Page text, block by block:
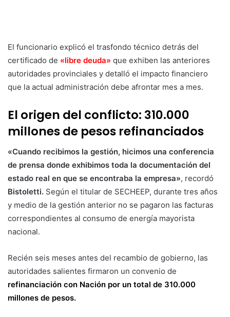
El funcionario explicó el trasfondo técnico detrás del
certificado de «libre deuda» que exhiben las anteriores
autoridades provinciales y detalló el impacto financiero
que la actual administración debe afrontar mes a mes.
El origen del conflicto: 310.000
millones de pesos refinanciados
«Cuando recibimos la gestión, hicimos una conferencia
de prensa donde exhibimos toda la documentación del
estado real en que se encontraba la empresa», recordó
Bistoletti. Según el titular de SECHEEP, durante tres años
y medio de la gestión anterior no se pagaron las facturas
correspondientes al consumo de energía mayorista
nacional.
Recién seis meses antes del recambio de gobierno, las
autoridades salientes firmaron un convenio de
refinanciación con Nación por un total de 310.000
millones de pesos.